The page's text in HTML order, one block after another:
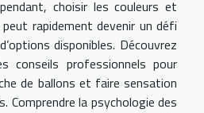
choisir les couleurs et
rapidement devenir un défi
disponibles. Découvrez
conseils professionnels pour
de ballons et faire sensation
Comprendre la psychologie des